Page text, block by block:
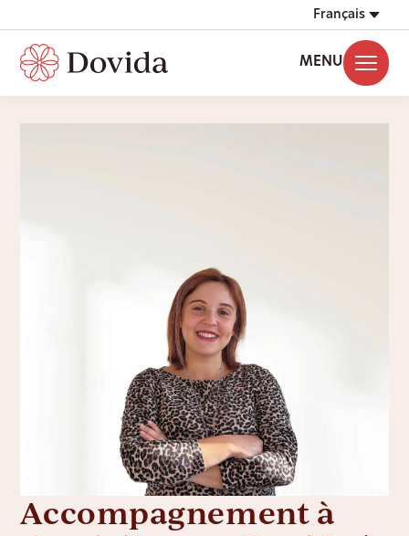
Français
MENU
Accompagnement à